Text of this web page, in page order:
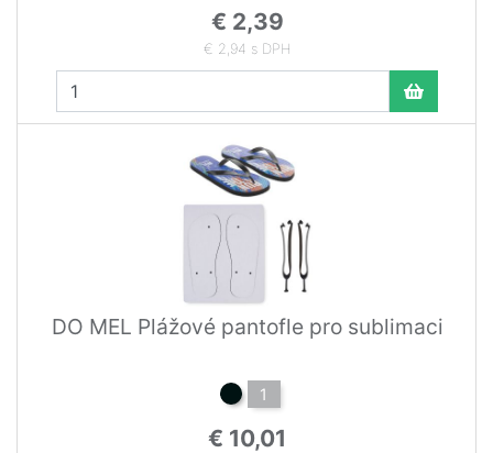
€ 2,39
€ 2,94 s DPH
DO MEL Plážové pantofle pro sublimaci
1
€ 10,01